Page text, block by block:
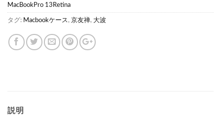
MacBookPro 13Retina
タグ: Macbookケース , 京友禅, 大波
説明